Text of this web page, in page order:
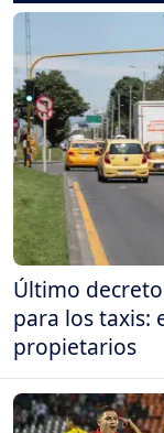
Último
para los taxis:
propietarios